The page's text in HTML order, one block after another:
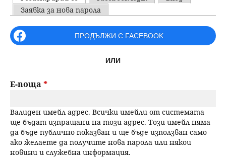
н
ю
ъ
р
е
н
е
u
P
r
i
a
y
t
a
Заявка за нова парола
ПРОДЪЛЖИ С FACEBOOK
ИЛИ
Е-поща *
Валиден имейл адрес. Всички имейли от системата
ще бъдат изпращани на този адрес. Този имейл няма
да бъде публично показван и ще бъде използван само
ако желаете да получите нова парола или някои
новини и служебна информация.